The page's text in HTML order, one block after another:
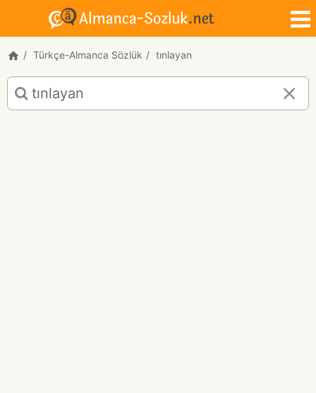
Türkçe-Almanca Sözlük tınlayan
tınlayan
için
Türkçe-